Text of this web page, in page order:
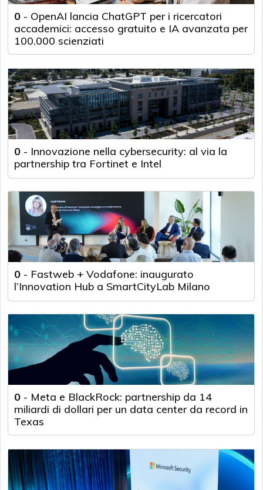
0 - OpenAI lancia ChatGPT per i ricercatori
accademici: accesso gratuito e IA avanzata per
100.000 scienziati
0 - Innovazione nella cybersecurity: al via la
partnership tra Fortinet e Intel
0 - Fastweb + Vodafone: inaugurato
l’Innovation Hub a SmartCityLab Milano
0 - Meta e BlackRock: partnership da 14
miliardi di dollari per un data center da record in
Texas